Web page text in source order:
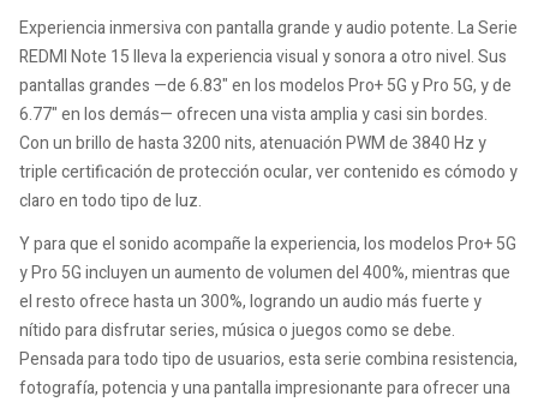
Experiencia inmersiva con pantalla grande y audio potente. La Serie
REDMI Note 15 lleva la experiencia visual y sonora a otro nivel. Sus
pantallas grandes —de 6.83" en los modelos Pro+ 5G y Pro 5G, y de
6.77" en los demás— ofrecen una vista amplia y casi sin bordes.
Con un brillo de hasta 3200 nits, atenuación PWM de 3840 Hz y
triple certificación de protección ocular, ver contenido es cómodo y
claro en todo tipo de luz.
Y para que el sonido acompañe la experiencia, los modelos Pro+ 5G
y Pro 5G incluyen un aumento de volumen del 400%, mientras que
el resto ofrece hasta un 300%, logrando un audio más fuerte y
nítido para disfrutar series, música o juegos como se debe.
Pensada para todo tipo de usuarios, esta serie combina resistencia,
fotografía, potencia y una pantalla impresionante para ofrecer una